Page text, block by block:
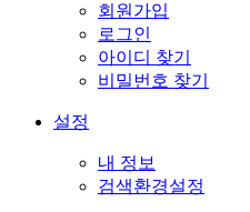
회원가입
로그인
아이디 찾기
비밀번호 찾기
설정
내 정보
검색환경설정